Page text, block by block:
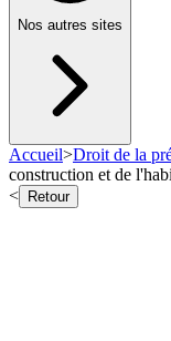
Nos autres sites
Accueil>Droit de la
construction et de
<
Retour